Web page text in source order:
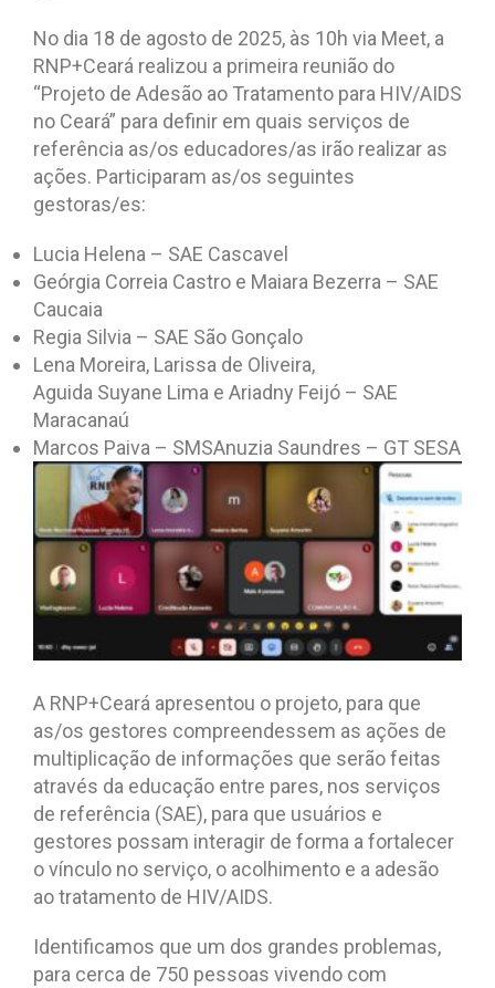
No dia 18 de agosto de 2025, às 10h via Meet, a
RNP+Ceará realizou a primeira reunião do
“Projeto de Adesão ao Tratamento para HIV/AIDS
no Ceará” para definir em quais serviços de
referência as/os educadores/as irão realizar as
ações. Participaram as/os seguintes
gestoras/es:
Lucia Helena – SAE Cascavel
Geórgia Correia Castro e Maiara Bezerra – SAE
Caucaia
Regia Silvia – SAE São Gonçalo
Lena Moreira, Larissa de Oliveira,
Aguida Suyane Lima e Ariadny Feijó – SAE
Maracanaú
Marcos Paiva – SMSAnuzia Saundres – GT SESA
A RNP+Ceará apresentou o projeto, para que
as/os gestores compreendessem as ações de
multiplicação de informações que serão feitas
através da educação entre pares, nos serviços
de referência (SAE), para que usuários e
gestores possam interagir de forma a fortalecer
o vínculo no serviço, o acolhimento e a adesão
ao tratamento de HIV/AIDS.
Identificamos que um dos grandes problemas,
para cerca de 750 pessoas vivendo com